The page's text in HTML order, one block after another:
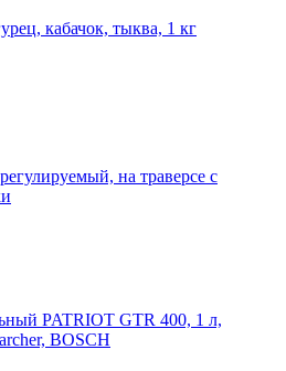
кабачок, тыква, 1 кг
на траверсе с
PATRIOT GTR 400, 1 л,
BOSCH